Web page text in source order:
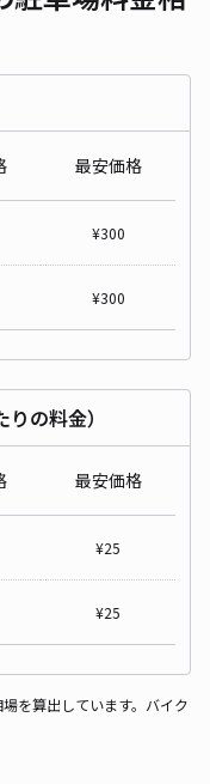
最安価格
¥300
¥300
の料金）
最安価格
¥25
¥25
を算出しています。バイク